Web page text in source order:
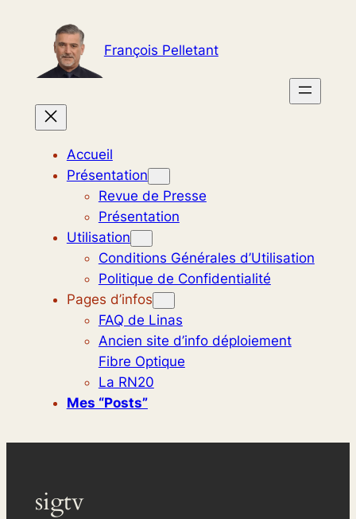
contenu
François Pelletant
Accueil
Présentation
Revue de Presse
Présentation
Utilisation
Conditions Générales d’Utilisation
Politique de Confidentialité
Pages d’infos
FAQ de Linas
Ancien site d’info déploiement
Fibre Optique
La RN20
Mes “posts”
sigtv